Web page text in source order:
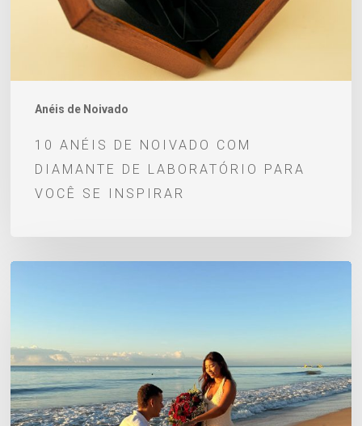
Anéis de Noivado
laboratório
você
10 ANÉIS DE NOIVADO COM
DIAMANTE DE LABORATÓRIO PARA
VOCÊ SE INSPIRAR
–
Alex
e
Eduarda